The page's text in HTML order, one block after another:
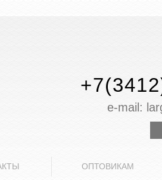
е-mail:
ОПТОВИКАМ